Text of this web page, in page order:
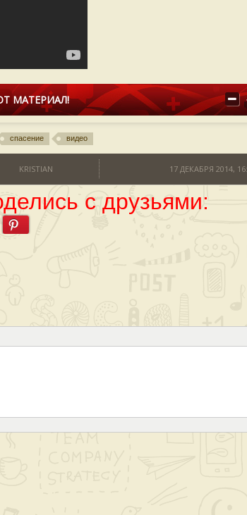
МАТЕРИАЛ!
спасение видео
KRISTIAN 17 ДЕКАБРЯ 2014,
с друзьями: